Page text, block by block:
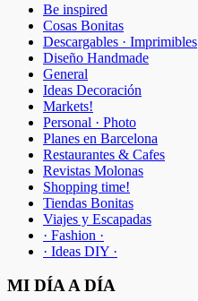
Be inspired
Cosas Bonitas
Descargables · Imprimibles
Diseño Handmade
General
Ideas Decoración
Markets!
Personal · Photo
Planes en Barcelona
Restaurantes & Cafes
Revistas Molonas
Shopping time!
Tiendas Bonitas
Viajes y Escapadas
· Fashion ·
· Ideas DIY ·
MI DÍA A DÍA